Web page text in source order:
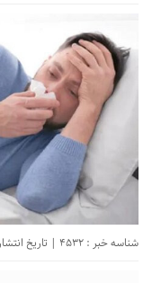
شناسه خبر : 4532 | تاریخ انتشار : 09 آبان 1401 - 1:43 |